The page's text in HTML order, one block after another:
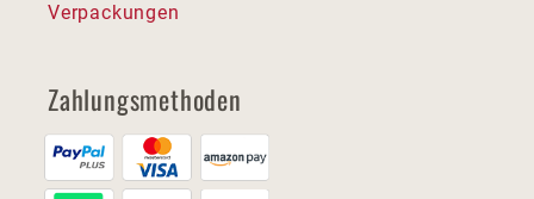
Verpackungen
Zahlungsmethoden